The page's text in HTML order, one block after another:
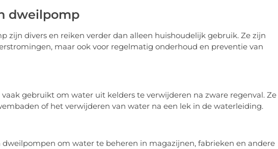
dweilpomp
zijn divers en reiken verder dan alleen huishoudelijk gebruik. Ze zijn
maar ook voor regelmatig onderhoud en preventie van
gebruikt om water uit kelders te verwijderen na zware regenval. Ze
of het verwijderen van water na een lek in de waterleiding.
om water te beheren in magazijnen, fabrieken en andere